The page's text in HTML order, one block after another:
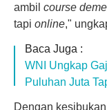
ambil course
tapi online,"
Baca Juga :
WNI Ungkap
Puluhan Juta
Dengan